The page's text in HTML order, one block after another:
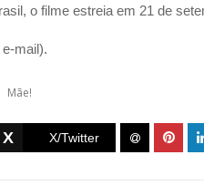
o filme estreia em 21 de
mail).
Mãe!